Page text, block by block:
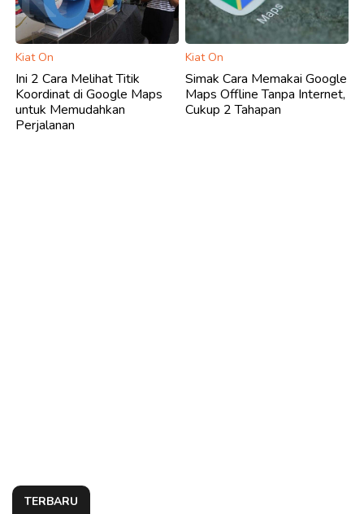
Kiat On
Ini 2 Cara Melihat Titik
Koordinat di Google Maps
untuk Memudahkan
Perjalanan
Kiat On
Simak Cara Memakai Google
Maps Offline Tanpa Internet,
Cukup 2 Tahapan
TERBARU